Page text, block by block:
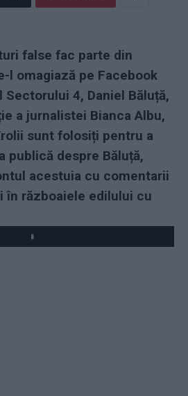
false fac parte din
l omagiază pe Facebook
Sectorului 4, Daniel Băluță,
a jurnalistei Bianca Albu,
sunt folosiți pentru a
publică despre Băluță,
acestuia cu comentarii
în războaiele edilului cu